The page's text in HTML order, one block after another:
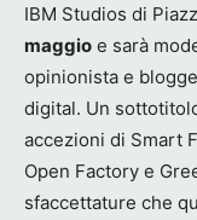
IBM Studios di
maggio e sarà
opinionista e
digital. Un
accezioni di Smart
Open Factory e
sfaccettature che